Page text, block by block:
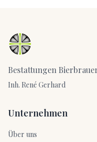
Bestattungen
Inh. René Gerhard
Unternehmen
Über uns